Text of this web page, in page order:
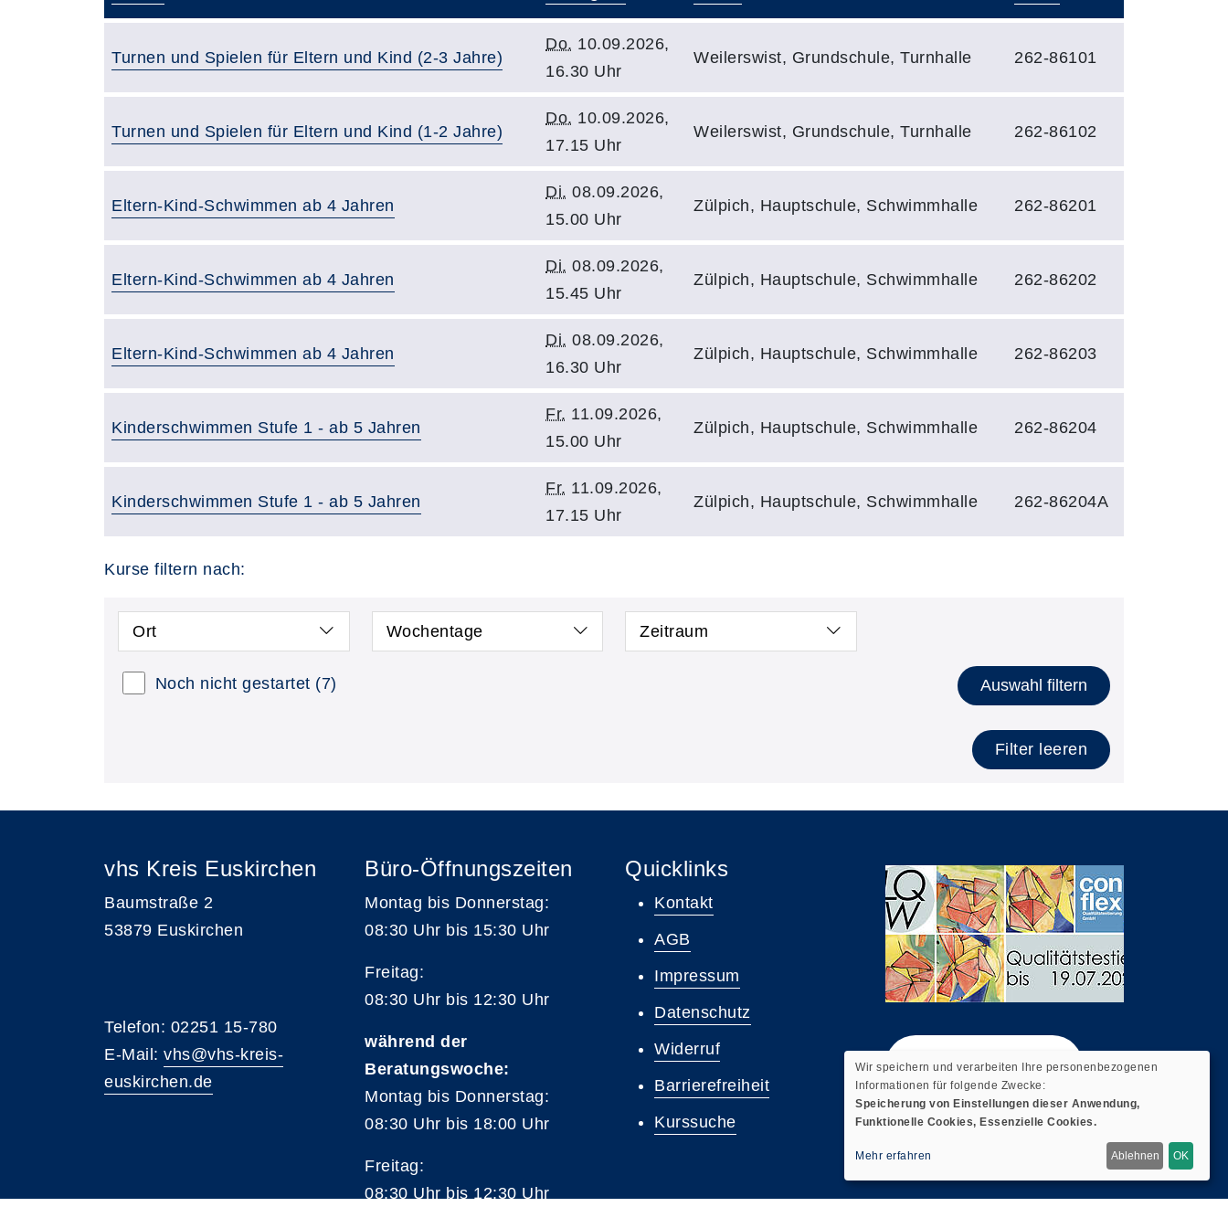
Turnen und Spielen für Eltern und Kind (2-3 Jahre)
Do. 10.09.2026,
16.30 Uhr
Weilerswist, Grundschule, Turnhalle 262-86101
Turnen und Spielen für Eltern und Kind (1-2 Jahre)
Do. 10.09.2026,
17.15 Uhr
Weilerswist, Grundschule, Turnhalle 262-86102
Eltern-Kind-Schwimmen ab 4 Jahren
Di. 08.09.2026,
15.00 Uhr
Zülpich, Hauptschule, Schwimmhalle 262-86201
Eltern-Kind-Schwimmen ab 4 Jahren
Di. 08.09.2026,
15.45 Uhr
Zülpich, Hauptschule, Schwimmhalle 262-86202
Eltern-Kind-Schwimmen ab 4 Jahren
Di. 08.09.2026,
16.30 Uhr
Zülpich, Hauptschule, Schwimmhalle 262-86203
Kinderschwimmen Stufe 1 - ab 5 Jahren
Fr. 11.09.2026,
15.00 Uhr
Zülpich, Hauptschule, Schwimmhalle 262-86204
Kinderschwimmen Stufe 1 - ab 5 Jahren
Fr. 11.09.2026,
17.15 Uhr
Zülpich, Hauptschule, Schwimmhalle 262-86204A
Kurse filtern nach:
Ort Wochentage Zeitraum
Noch nicht gestartet (7) Auswahl filtern
Filter leeren
vhs Kreis Euskirchen
Baumstraße 2
53879 Euskirchen
Telefon: 02251 15-780
E-Mail: vhs@vhs-kreis-
euskirchen.de
Büro-Öffnungszeiten
Montag bis Donnerstag:
08:30 Uhr bis 15:30 Uhr
Freitag:
08:30 Uhr bis 12:30 Uhr
während der
Beratungswoche:
Montag bis Donnerstag:
08:30 Uhr bis 18:00 Uhr
Freitag:
08:30 Uhr bis 12:30 Uhr
Quicklinks
Kontakt
AGB
Impressum
Datenschutz
Widerruf
Barrierefreiheit
Kurssuche
Widerrufsformular
Wir speichern und verarbeiten Ihre personenbezogenen
Informationen für folgende Zwecke:
Speicherung von Einstellungen dieser Anwendung,
Funktionelle Cookies, Essenzielle Cookies.
Mehr erfahren Ablehnen OK